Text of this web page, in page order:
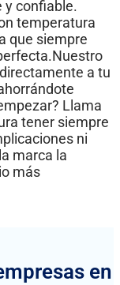
y confiable.
temperatura
que siempre
a tu
Llama
tener siempre
ni
marca la
más
en